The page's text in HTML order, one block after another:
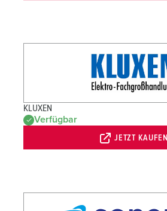
KLUXEN
Verfügbar
JETZT KAUFEN